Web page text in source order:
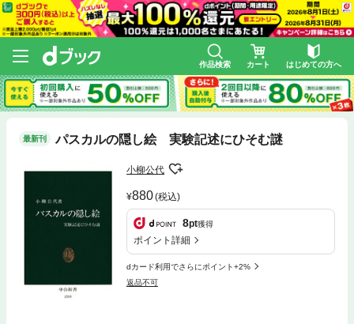
作品検索 カート はじめての方へ
最新刊 パスカルの隠し絵 実験記述にひそむ謎
小柳公代
880(税込)
8pt獲得
ポイント詳細
dカード利用でさらにポイント+2%
返品不可